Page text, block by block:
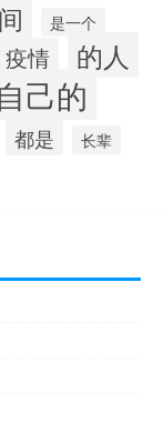
是一个
疫情 的人
自己的
都是 长辈